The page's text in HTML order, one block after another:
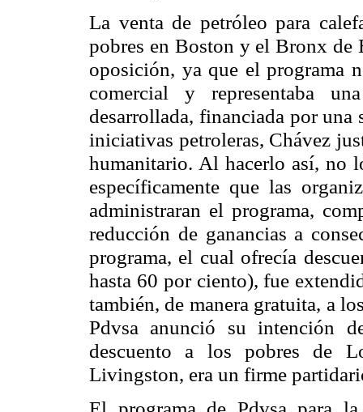
La venta de petróleo para
pobres en Boston y el Bronx
oposición, ya que el programa
comercial y representaba
desarrollada, financiada por una
iniciativas petroleras, Chávez
humanitario. Al hacerlo así, no
específicamente que las
administraran el programa,
reducción de ganancias a
programa, el cual ofrecía
hasta 60 por ciento), fue
también, de manera gratuita, a
Pdvsa anunció su intención
descuento a los pobres de
Livingston, era un firme